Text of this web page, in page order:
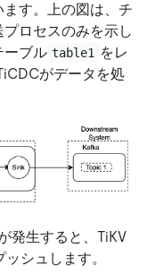
す。上の図は、チ
ロセスのみを示し
ーブル table1
をレ
がデータを処
発生すると、TiKV
シュします。